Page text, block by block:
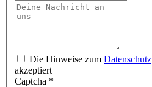
Die Hinweise zum Datenschutz
akzeptiert
Captcha *